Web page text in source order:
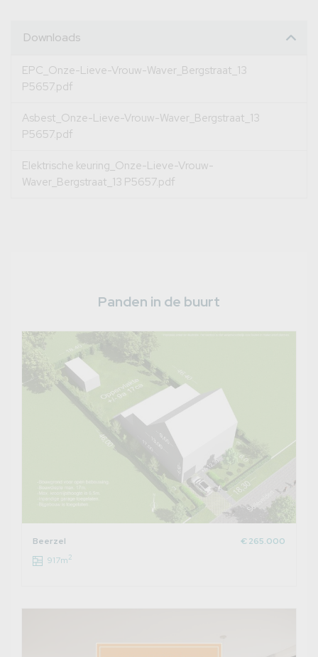
Downloads
EPC_Onze-Lieve-Vrouw-Waver_Bergstraat_13
P5657.pdf
Asbest_Onze-Lieve-Vrouw-Waver_Bergstraat_13
P5657.pdf
Elektrische keuring_Onze-Lieve-Vrouw-
Waver_Bergstraat_13 P5657.pdf
Panden in de buurt
Beerzel
€ 265.000
917m2